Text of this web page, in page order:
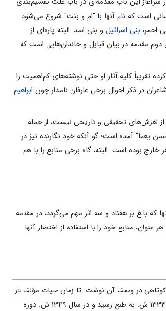
است که نام آنها با "ام و بنت" شروع می‌شود.
احمر، بنی اسرائیل و بنی اسد. البته پاره‌ای از
مقدمه در بیان قبایل و خاندان‌هایی است که
تقریباً کلیه آثار او حتی نوشته‌های کم‌اهمیت را
در ذکر احوال برخی عارفان نامدار چون ابراهیم
لغزش‌های تحقیقی و تاریخی نیست، از جمله
یغما" آمده است؛ گو آنکه خود نگارنده نیز در
بوده است. البته، گاه برخی منابع را با هم
بالغ بر هفتاد و سه اثر مهم می‌گردد، در مقدمه
منابع خود را با استفاده از اختصار آنها
همان سال‌ها اقبال آشتیانی شرح کوتاهی در وصف آن نوشت. تا زمان حیات مؤلف در
مجموع پنج جلد نخست آن انتشار یافت و جلد ششم پس از درگذشت وی به‌ همت فرزندانش چاپ شد. چاپ دوم مجلدات اول در سال ۱۳۳۳ ش. به طبع رسید و در سال ۱۳۴۹ ش. دوره